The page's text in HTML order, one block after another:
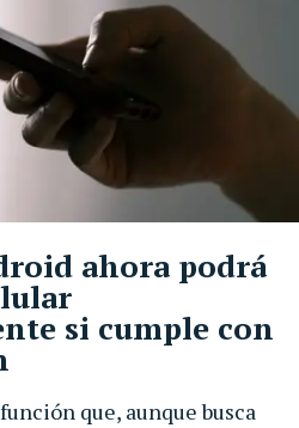
que, aunque busca
ahora podrá
si cumple con